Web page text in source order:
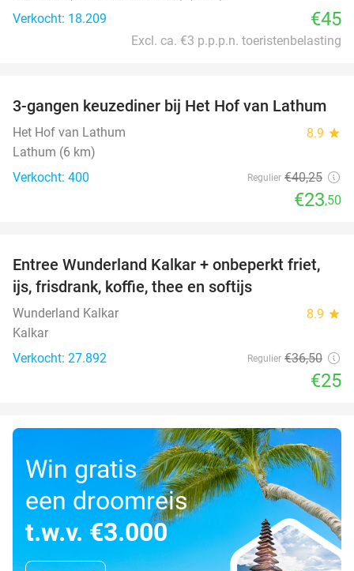
Verkocht: 18.209
€45
Excl. ca. €3 p.p.p.n. toeristenbelasting
42%
3-gangen keuzediner bij Het Hof van Lathum
Het Hof van Lathum 8.9 star
Lathum (6 km)
Verkocht: 400
Regulier €40,25
€23,50
32%
Entree Wunderland Kalkar + onbeperkt friet,
ijs, frisdrank, koffie, thee en softijs
Wunderland Kalkar 8.9 star
Kalkar
Verkocht: 27.892
Regulier €36,50
€25
Win gratis
een droomreis
t.w.v. €3.000